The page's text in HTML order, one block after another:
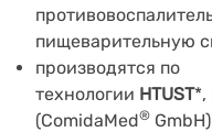
пищеварительную
производятся по
технологии HTUST*,
(ComidaMed®